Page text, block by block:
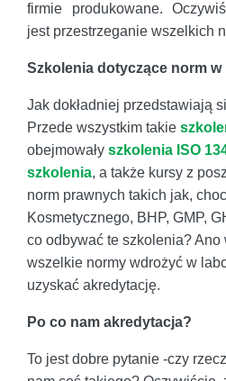
firmie produkowane.
jest przestrzeganie wszelkich
Szkolenia dotyczące norm
Jak dokładniej przedstawiają
Przede wszystkim takie
obejmowały szkolenia ISO
szkolenia, a także kursy z
norm prawnych takich jak,
Kosmetycznego, BHP, GMP,
co odbywać te szkolenia? Ano
wszelkie normy wdrożyć w
uzyskać akredytację.
Po co nam akredytacja?
To jest dobre pytanie -czy